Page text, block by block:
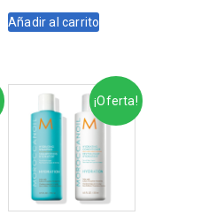
era:
es:
Añadir al carrito
¡Oferta!